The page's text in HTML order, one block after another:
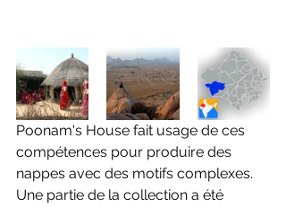
Poonam's House fait usage de ces
compétences pour produire des
nappes avec des motifs complexes.
Une partie de la collection a été